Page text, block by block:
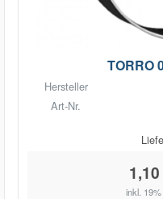
TORRO
Hersteller
Art-Nr.
inkl. 19%